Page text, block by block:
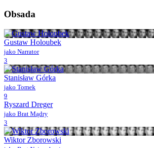
Obsada
Gustaw Holoubek
jako Narrator
3
Stanisław Górka
jako Tomek
9
Ryszard Dreger
jako Brat Mądry
3
Wiktor Zborowski